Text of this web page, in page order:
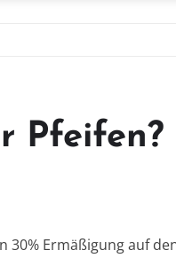
Pfeifen?
Ermäßigung auf